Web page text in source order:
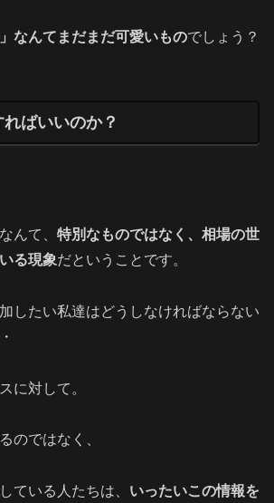
なんてまだまだ可愛いものでしょう？
ばいいのか？
んて、 特別なものではなく、相場の世
る現象だということです。
したい私達はどうしなければならない
に対して。
のではなく、
ている人たちは、 いったいこの情報を